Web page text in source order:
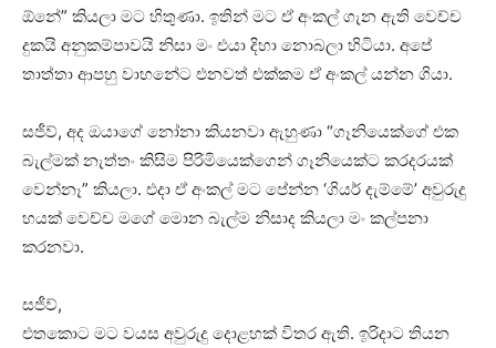
ඕනේ” කියලා මට හිතුණා. ඉතින් මට ඒ අංකල් ගැන ඇති වෙච්ච
දුකයි අනුකම්පාවයි නිසා මං එයා දිහා නොබලා හිටියා. අපේ
තාත්‍තා ආපහු වාහනේට එනවත් එක්කම ඒ අංකල් යන්න ගියා.
සජීව්, අද ඔයාගේ නෝනා කියනවා ඇහුණා “ගෑනියෙක්ගේ එක
බැල්මක් නැත්තං කිසිම පිරිමියෙක්ගෙන් ගෑනියෙක්ට කරදරයක්
වෙන්නෑ” කියලා. එදා ඒ අංකල් මට පේන්න ‘ගියර් දැම්මේ’ අවුරුදු
හයක් වෙච්ච මගේ මොන බැල්ම නිසාද කියලා මං කල්පනා
කරනවා.
සජීව්,
එතකොට මට වයස අවුරුදු දොළහක් විතර ඇති. ඉරිදාට තියන